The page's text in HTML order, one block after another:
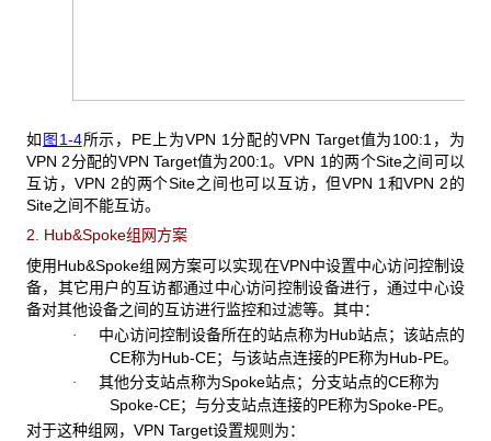
如 图1-4所示，PE上为VPN 1分配的VPN Target值为100:1，为
VPN 2分配的VPN Target值为200:1。VPN 1的两个Site之间可以
互访，VPN 2的两个Site之间也可以互访，但VPN 1和VPN 2的
Site之间不能互访。
2. Hub&Spoke组网方案
使用Hub&Spoke组网方案可以实现在VPN中设置中心访问控制设
备，其它用户的互访都通过中心访问控制设备进行，通过中心设
备对其他设备之间的互访进行监控和过滤等。其中：
· 中心访问控制设备所在的站点称为Hub站点；该站点的
CE称为Hub-CE；与该站点连接的PE称为Hub-PE。
· 其他分支站点称为Spoke站点；分支站点的CE称为
Spoke-CE；与分支站点连接的PE称为Spoke-PE。
对于这种组网，VPN Target设置规则为：